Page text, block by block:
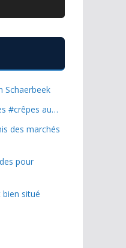
Schaerbeek
#crêpes au…
des marchés
pour
bien situé